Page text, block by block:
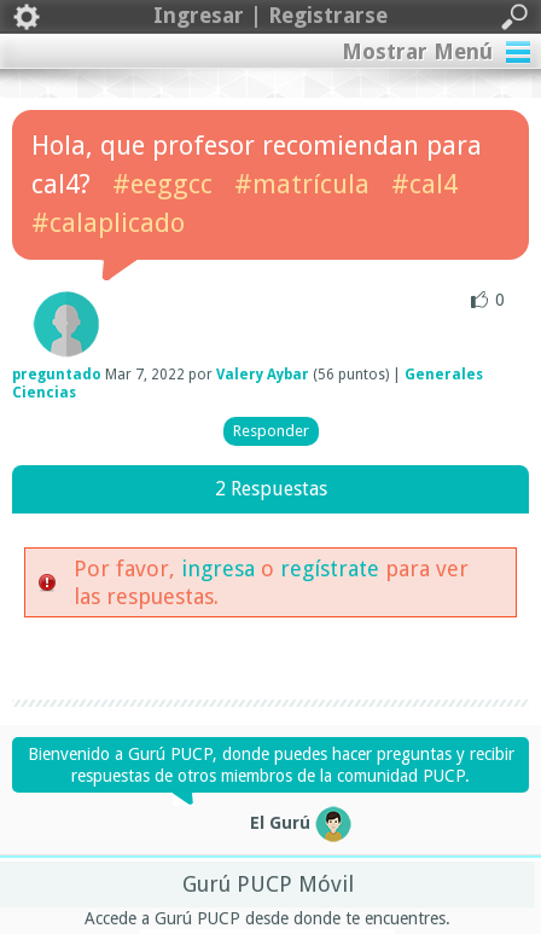
Ingresar | Registrarse
Mostrar Menú
Hola, que profesor recomiendan para
cal4?
#eeggcc #matrícula
#cal4
#calaplicado
0
preguntado Mar 7, 2022 por Valery Aybar (56 puntos)
Generales
Ciencias
2 Respuestas
Por favor, ingresa o regístrate para ver
las respuestas.
Bienvenido a Gurú PUCP, donde puedes hacer preguntas y recibir
respuestas de otros miembros de la comunidad PUCP.
El Gurú
Gurú PUCP Móvil
Accede a Gurú PUCP desde donde te encuentres.